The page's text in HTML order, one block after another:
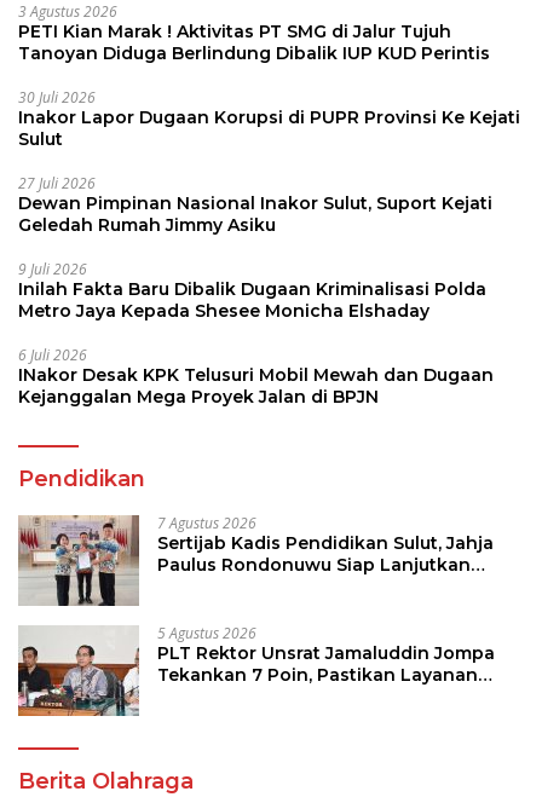
3 Agustus 2026
PETI Kian Marak ! Aktivitas PT SMG di Jalur Tujuh
Tanoyan Diduga Berlindung Dibalik IUP KUD Perintis
30 Juli 2026
Inakor Lapor Dugaan Korupsi di PUPR Provinsi Ke Kejati
Sulut
27 Juli 2026
Dewan Pimpinan Nasional Inakor Sulut, Suport Kejati
Geledah Rumah Jimmy Asiku
9 Juli 2026
Inilah Fakta Baru Dibalik Dugaan Kriminalisasi Polda
Metro Jaya Kepada Shesee Monicha Elshaday
6 Juli 2026
INakor Desak KPK Telusuri Mobil Mewah dan Dugaan
Kejanggalan Mega Proyek Jalan di BPJN
Pendidikan
7 Agustus 2026
Sertijab Kadis Pendidikan Sulut, Jahja
Paulus Rondonuwu Siap Lanjutkan
5 Agustus 2026
PLT Rektor Unsrat Jamaluddin Jompa
Tekankan 7 Poin, Pastikan Layanan
Berita Olahraga